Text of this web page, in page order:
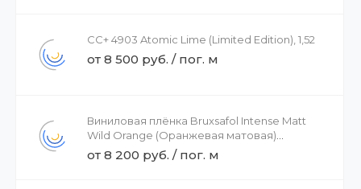
CC+ 4903 Atomic Lime (Limited Edition), 1,52
от 8 500 руб. / пог. м
Виниловая плёнка Bruxsafol Intense Matt
Wild Orange (Оранжевая матовая)
CC+4244, 1.52
от 8 200 руб. / пог. м